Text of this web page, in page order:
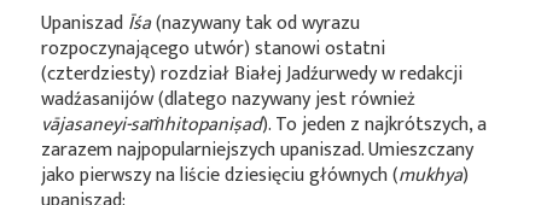
UpaniszadĪśa(nazywany tak od wyrazu
rozpoczynającego utwór) stanowi ostatni
(czterdziesty) rozdział Białej Jadźurwedy w redakcji
wadźasanijów (dlatego nazywany jest również
vājasaneyi-saṁhitopaniṣad). To jeden z najkrótszych, a
zarazem najpopularniejszych upaniszad. Umieszczany
jako pierwszy na liście dziesięciu głównych (mukhya)